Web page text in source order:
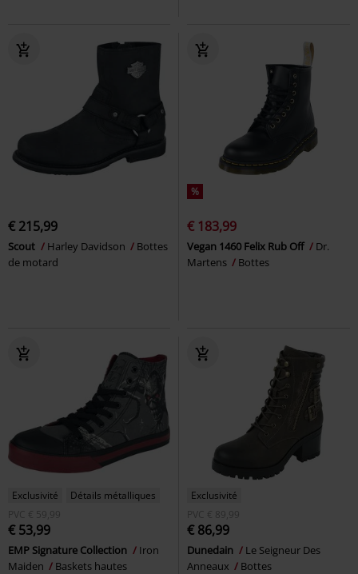
€ 215,99
Scout Harley Davidson
Bottes
de motard
%
€ 183,99
Vegan 1460 Felix Rub Off
Dr.
Martens
Bottes
Exclusivité
Détails métalliques
PVC € 59,99
€ 53,99
EMP Signature Collection
Iron
Maiden
Baskets hautes
Exclusivité
PVC € 89,99
€ 86,99
Dunedain
Le Seigneur Des
Anneaux
Bottes